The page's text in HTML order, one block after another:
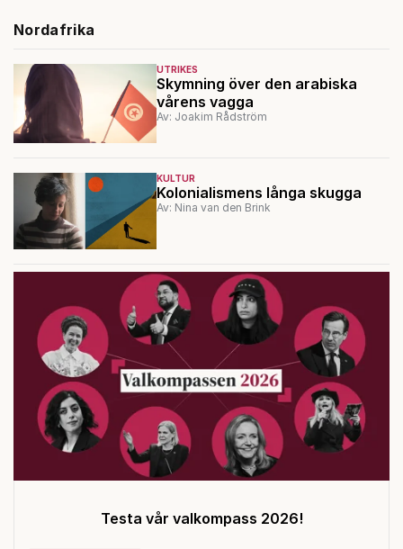
Nordafrika
UTRIKES
Skymning över den arabiska
vårens vagga
Av: Joakim Rådström
KULTUR
Kolonialismens långa skugga
Av: Nina van den Brink
Testa vår valkompass 2026!